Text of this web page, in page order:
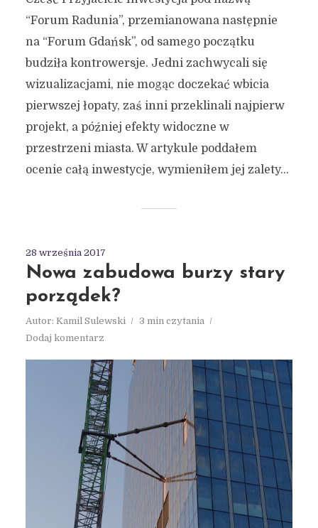
“Forum Radunia”, przemianowana następnie
na “Forum Gdańsk”, od samego początku
budziła kontrowersje. Jedni zachwycali się
wizualizacjami, nie mogąc doczekać wbicia
pierwszej łopaty, zaś inni przeklinali najpierw
projekt, a później efekty widoczne w
przestrzeni miasta. W artykule poddałem
ocenie całą inwestycje, wymieniłem jej zalety...
28 września 2017
Nowa zabudowa burzy stary
porządek?
Autor: Kamil Sulewski
3 min czytania
Dodaj komentarz